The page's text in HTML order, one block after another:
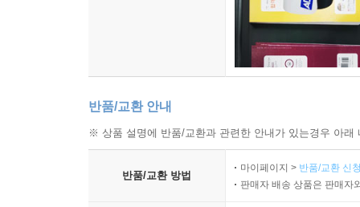
반품/교환 안내
※ 상품 설명에 반품/교환과 관련한 안내가 있는경우 아
반품/교환 방법
마이페이지 > 반품/교환 신
판매자 배송 상품은 판매자